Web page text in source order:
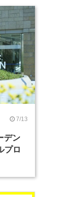
7/13
デン
プロ